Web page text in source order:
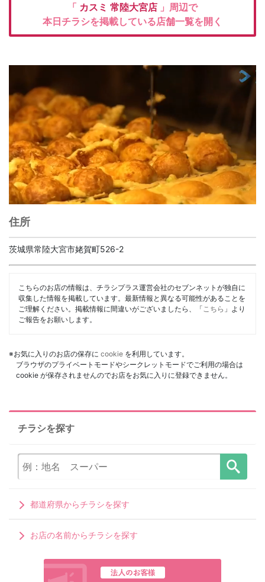
「 カスミ 常陸大宮店 」周辺で
本日チラシを掲載している店舗一覧を開く
住所
茨城県常陸大宮市姥賀町526-2
こちらのお店の情報は、チラシプラス運営会社のセブンネットが独自に
収集した情報を掲載しています。最新情報と異なる可能性があることを
ご理解ください。掲載情報に間違いがございましたら、「 こちら 」より
ご報告をお願いします。
※お気に入りのお店の保存に cookie を利用しています。
ブラウザのプライベートモードやシークレットモードでご利用の場合は
cookie が保存されませんのでお店をお気に入りに登録できません。
チラシを探す
都道府県からチラシを探す
お店の名前からチラシを探す